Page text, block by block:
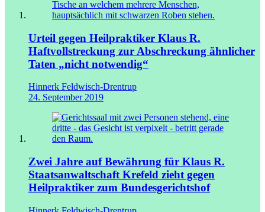
Urteil gegen Heilpraktiker Klaus R.
Haftvollstreckung zur Abschreckung ähnlicher
Taten „nicht notwendig“
Hinnerk Feldwisch-Drentrup
24. September 2019
Zwei Jahre auf Bewährung für Klaus R.
Staatsanwaltschaft Krefeld zieht gegen
Heilpraktiker zum Bundesgerichtshof